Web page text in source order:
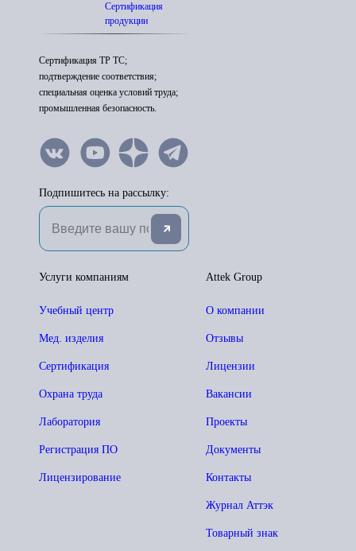
Сертификация
продукции
Сертификация ТР ТС;
подтверждение соответствия;
специальная оценка условий труда;
промышленная безопасность.
Подпишитесь на рассылку:
Attek Group
О компании
Отзывы
Лицензии
Вакансии
Проекты
Документы
Контакты
Журнал Аттэк
Товарный знак
Услуги компаниям
Учебный центр
Мед. изделия
Сертификация
Охрана труда
Лаборатория
Регистрация ПО
Лицензирование